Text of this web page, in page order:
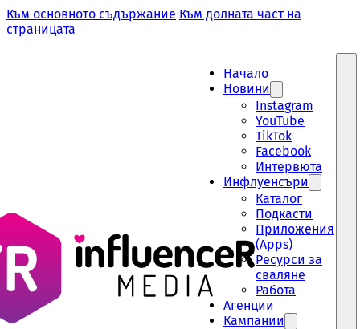
Към основното съдържание Към долната част на
страницата
Начало
Новини
Instagram
YouTube
TikTok
Facebook
Интервюта
Инфлуенсъри
Каталог
Подкасти
Приложения
(Apps)
Ресурси за
сваляне
Работа
Aгенции
Кампании